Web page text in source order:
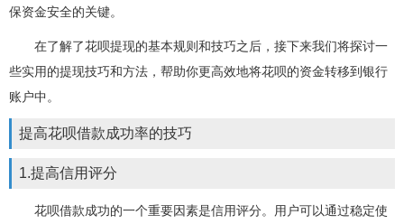
保资金安全的关键。
在了解了花呗提现的基本规则和技巧之后，接下来我们将探讨一
些实用的提现技巧和方法，帮助你更高效地将花呗的资金转移到银行
账户中。
提高花呗借款成功率的技巧
1.提高信用评分
花呗借款成功的一个重要因素是信用评分。用户可以通过稳定使